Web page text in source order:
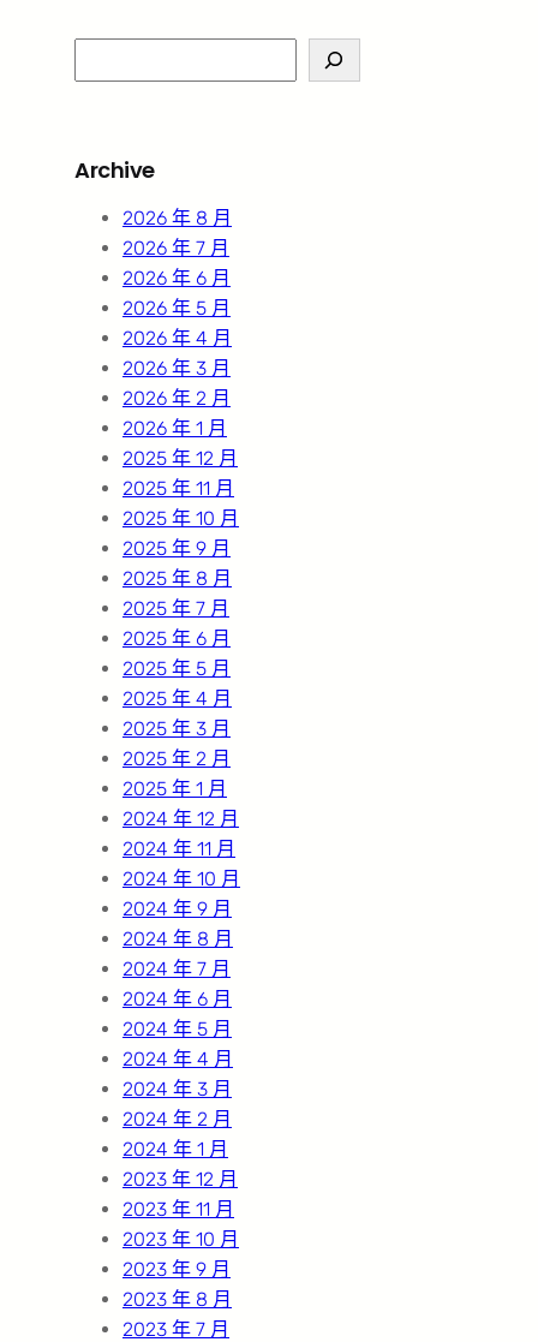
e
c
Archive
2026 年 8 月
2026 年 7 月
2026 年 6 月
2026 年 5 月
2026 年 4 月
2026 年 3 月
2026 年 2 月
2026 年 1 月
2025 年 12 月
2025 年 11 月
2025 年 10 月
2025 年 9 月
2025 年 8 月
2025 年 7 月
2025 年 6 月
2025 年 5 月
2025 年 4 月
2025 年 3 月
2025 年 2 月
2025 年 1 月
2024 年 12 月
2024 年 11 月
2024 年 10 月
2024 年 9 月
2024 年 8 月
2024 年 7 月
2024 年 6 月
2024 年 5 月
2024 年 4 月
2024 年 3 月
2024 年 2 月
2024 年 1 月
2023 年 12 月
2023 年 11 月
2023 年 10 月
2023 年 9 月
2023 年 8 月
2023 年 7 月